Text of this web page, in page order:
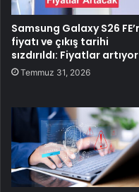
Samsung Galaxy S26
fiyatı ve çıkış tarihi
sızdırıldı: Fiyatlar artıyor
Temmuz 31, 2026